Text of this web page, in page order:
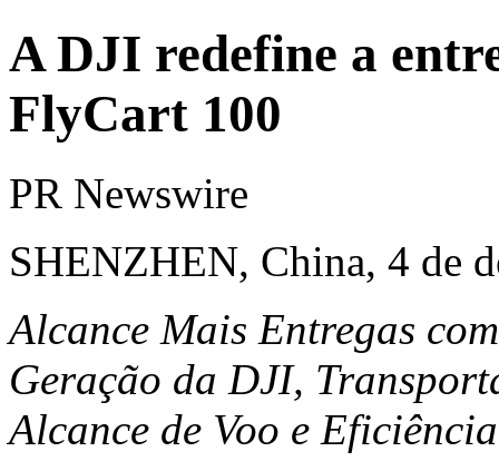
A DJI redefine a
FlyCart 100
PR Newswire
SHENZHEN, China, 4 de
Alcance Mais Entregas
Geração da DJI,
Alcance de Voo e